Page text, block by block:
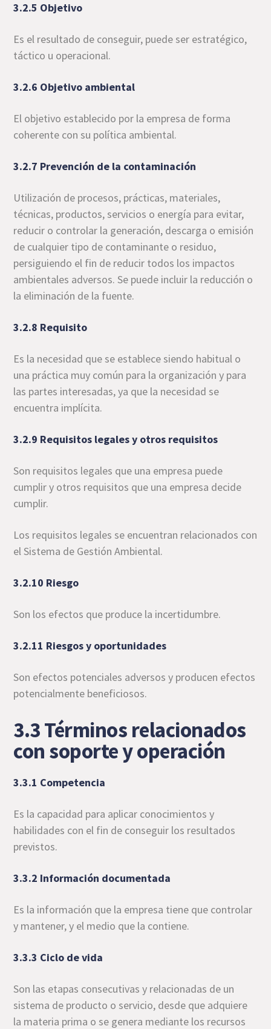
3.2.5 Objetivo
Es el resultado de conseguir, puede ser estratégico,
táctico u operacional.
3.2.6 Objetivo ambiental
El objetivo establecido por la empresa de forma
coherente con su política ambiental.
3.2.7 Prevención de la contaminación
Utilización de procesos, prácticas, materiales,
técnicas, productos, servicios o energía para evitar,
reducir o controlar la generación, descarga o emisión
de cualquier tipo de contaminante o residuo,
persiguiendo el fin de reducir todos los impactos
ambientales adversos. Se puede incluir la reducción o
la eliminación de la fuente.
3.2.8 Requisito
Es la necesidad que se establece siendo habitual o
una práctica muy común para la organización y para
las partes interesadas, ya que la necesidad se
encuentra implícita.
3.2.9 Requisitos legales y otros requisitos
Son requisitos legales que una empresa puede
cumplir y otros requisitos que una empresa decide
cumplir.
Los requisitos legales se encuentran relacionados con
el Sistema de Gestión Ambiental.
3.2.10 Riesgo
Son los efectos que produce la incertidumbre.
3.2.11 Riesgos y oportunidades
Son efectos potenciales adversos y producen efectos
potencialmente beneficiosos.
3.3 Términos relacionados
con soporte y operación
3.3.1 Competencia
Es la capacidad para aplicar conocimientos y
habilidades con el fin de conseguir los resultados
previstos.
3.3.2 Información documentada
Es la información que la empresa tiene que controlar
y mantener, y el medio que la contiene.
3.3.3 Ciclo de vida
Son las etapas consecutivas y relacionadas de un
sistema de producto o servicio, desde que adquiere
la materia prima o se genera mediante los recursos